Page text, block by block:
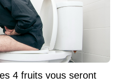
4 fruits vous seront